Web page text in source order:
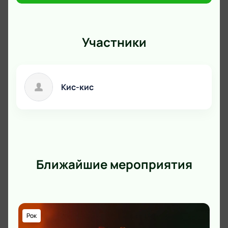
Участники
Кис-кис
Ближайшие мероприятия
Рок